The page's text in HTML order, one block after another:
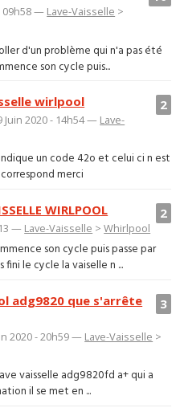
09h58 — Lave-Vaisselle >
d'un problème qui n'a pas été
son cycle puis...
2
wirlpool
Juin 2020 - 14h54 — Lave-
un code 42o et celui ci n est
merci
2
WIRLPOOL
— Lave-Vaisselle >Whirlpool
son cycle puis passe par
fini le cycle la vaiselle n ...
3
adg9820 que s'arrête
2020 - 20h59 — Lave-Vaisselle >
vaisselle adg9820fd a+ qui a
il se met en ...